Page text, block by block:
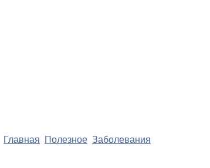
Главная Полезное Заболевания